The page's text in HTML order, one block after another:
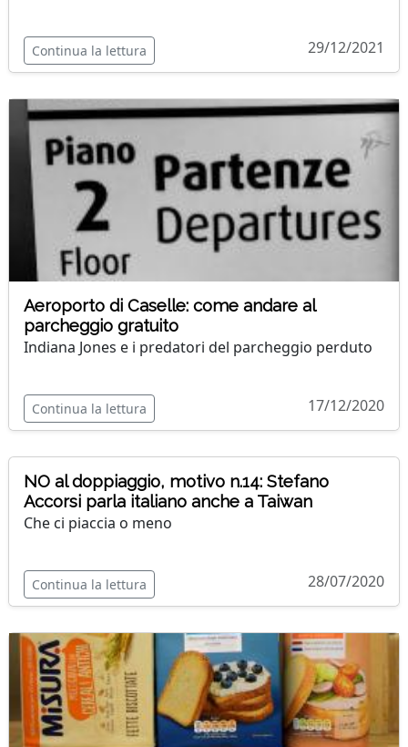
Continua la lettura 29/12/2021
Aeroporto di Caselle: come andare al
parcheggio gratuito
Indiana Jones e i predatori del parcheggio perduto
Continua la lettura 17/12/2020
NO al doppiaggio, motivo n.14: Stefano
Accorsi parla italiano anche a Taiwan
Che ci piaccia o meno
Continua la lettura 28/07/2020